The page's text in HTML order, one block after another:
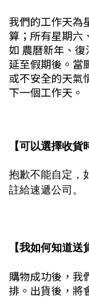
我們的工作天為
算；所有星期六
如 農曆新年、
延至假期後。當
或不安全的天氣
下一個工作天。
【可以選擇收貨
抱歉不能自定，
註給速遞公司。
【我如何知道送
購物成功後，我
排。出貨後，將